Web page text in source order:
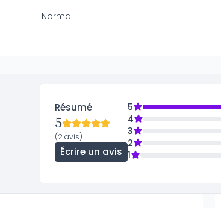
Normal
Résumé
5
(2 avis)
Écrire un avis
5
4
3
2
1